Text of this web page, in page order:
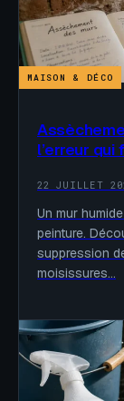
MAISON & DÉCO
l’erreur
22 JUILLET
Un mur
peinture.
suppression
moisissures…